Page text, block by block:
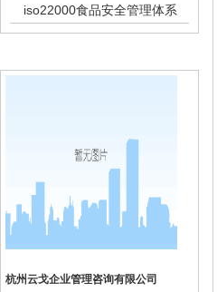
iso22000食品安全管理体系
杭州云戈企业管理咨询有限公司